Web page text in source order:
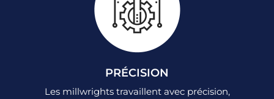
PRÉCISION
Les millwrights travaillent avec précision,